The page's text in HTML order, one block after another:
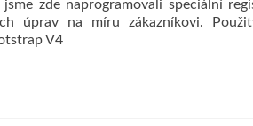
zde naprogramovali speciální
úprav na míru zákazníkovi.
V4